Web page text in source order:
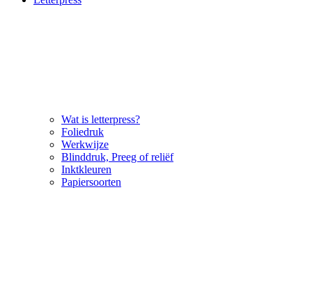
Wat is letterpress?
Foliedruk
Werkwijze
Blinddruk, Preeg of reliëf
Inktkleuren
Papiersoorten